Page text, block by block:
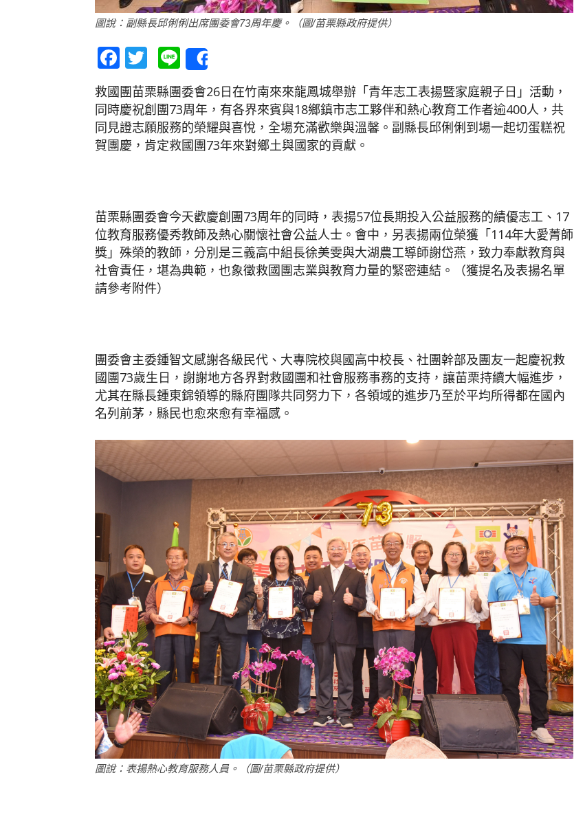
圖說：副縣長邱俐俐出席團委會73周年慶。（圖/苗栗縣政府提供）
Facebook
Twitter
Line
救國團苗栗縣團委會26日在竹南來來龍鳳城舉辦「青年志工表揚暨家庭親子日」活動，
同時慶祝創團73周年，有各界來賓與18鄉鎮市志工夥伴和熱心教育工作者逾400人，共
同見證志願服務的榮耀與喜悅，全場充滿歡樂與溫馨。副縣長邱俐俐到場一起切蛋糕祝
賀團慶，肯定救國團73年來對鄉土與國家的貢獻。
苗栗縣團委會今天歡慶創團73周年的同時，表揚57位長期投入公益服務的績優志工、17
位教育服務優秀教師及熱心關懷社會公益人士。會中，另表揚兩位榮獲「114年大愛菁師
獎」殊榮的教師，分別是三義高中組長徐美雯與大湖農工導師謝岱燕，致力奉獻教育與
社會責任，堪為典範，也象徵救國團志業與教育力量的緊密連結。（獲提名及表揚名單
請參考附件）
團委會主委鍾智文感謝各級民代、大專院校與國高中校長、社團幹部及團友一起慶祝救
國團73歲生日，謝謝地方各界對救國團和社會服務事務的支持，讓苗栗持續大幅進步，
尤其在縣長鍾東錦領導的縣府團隊共同努力下，各領域的進步乃至於平均所得都在國內
名列前茅，縣民也愈來愈有幸福感。
圖說：表揚熱心教育服務人員。（圖/苗栗縣政府提供）